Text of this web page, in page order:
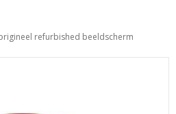
refurbished beeldscherm